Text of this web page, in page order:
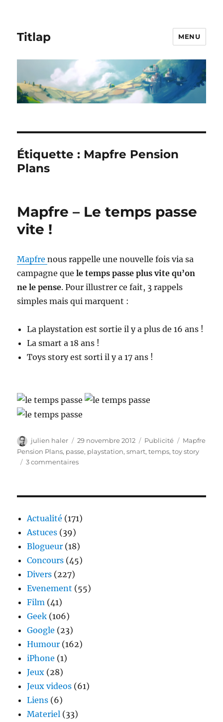
Titlap MENU
Étiquette : Mapfre Pension
Plans
Mapfre – Le temps passe
vite !
Mapfrenous rappelle une nouvelle fois via sa
campagne que le temps passe plus vite qu’on
ne le pense. Pour illustrer ce fait, 3 rappels
simples mais qui marquent :
La playstation est sortie il y a plus de 16 ans !
La smart a 18 ans !
Toys story est sorti il y a 17 ans !
Auteur
julien haler
Publié
le
29 novembre 2012 Catégories
Publicité Étiquettes
Mapfre
Pension Plans, passe, playstation,smart,temps,toy story
3 commentairessur
passe
vite
Actualité (171)
Astuces (39)
Blogueur (18)
Concours (45)
Divers (227)
Evenement (55)
Film (41)
Geek (106)
Google (23)
Humour (162)
iPhone (1)
Jeux (28)
Jeux videos (61)
Liens (6)
Materiel (33)